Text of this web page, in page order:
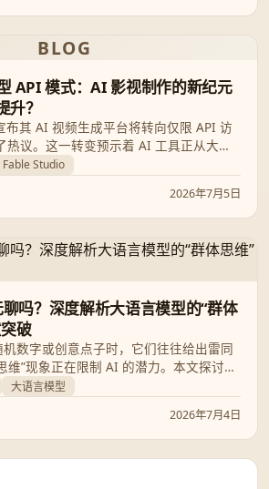
BLOG
API 模式：AI 影视制作的新纪元
升？
布其 AI 视频生成平台将转向仅限 API 访
热议。这一转变预示着 AI 工具正从大众
深度演进，本文将深度解析其背后的行
影响。
Fable Studio
2026年7月5日
吗？深度解析大语言模型的“群体
破
数字或创意点子时，它们往往给出雷同
维”现象正在限制 AI 的潜力。本文探讨了
如何通过其新模型 Flint，利
庸，为创意行业带来真正的新意。
大语言模型
2026年7月4日